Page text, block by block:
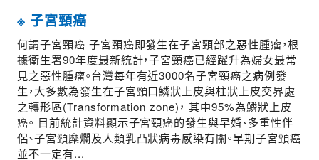
※ 子宮頸癌
何謂子宮頸癌 子宮頸癌即發生在子宮頸部之惡性腫瘤，根
據衛生署90年度最新統計，子宮頸癌已經躍升為婦女最常
見之惡性腫瘤。台灣每年有近3000名子宮頸癌之病例發
生，大多數為發生在子宮頸口鱗狀上皮與柱狀上皮交界處
之轉形區(Transformation zone)， 其中95%為鱗狀上皮
癌。 目前統計資料顯示子宮頸癌的發生與早婚、多重性伴
侶、子宮頸糜爛及人類乳凸狀病毒感染有關。早期子宮頸癌
並不一定有...